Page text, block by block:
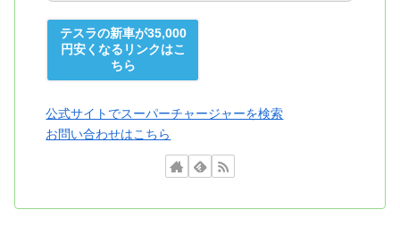
テスラの新車が35,000
円安くなるリンクはこ
ちら
公式サイトでスーパーチャージャーを検索
お問い合わせはこちら